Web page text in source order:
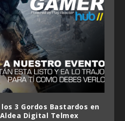
3 Gordos Bastardos en
Digital Telmex